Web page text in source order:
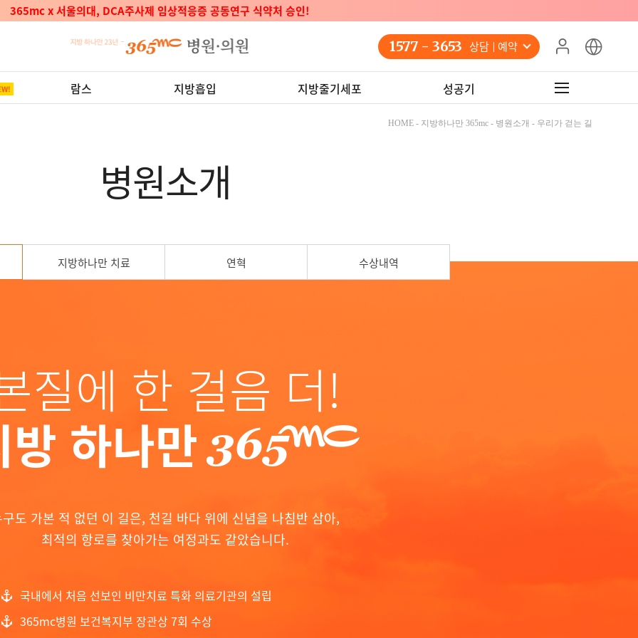
지방줄기세포센터 보건복지부 지정 '첨단재생의료실시기관' 선정!
1577 - 3653 상담 예약
람스 지방흡입 지방줄기세포 성공기
HOME - 지방하나만 365mc - 병원소개 - 우리가 걷는 길
병원소개
지방하나만 치료 연혁 수상내역
질에 한 걸음 더!
하나만
도 가본 적 없던 이 길은, 천길 바다 위에 신념을 나침반 삼아,
최적의 항로를 찾아가는 여정과도 같았습니다.
국내에서 처음 선보인 비만치료 특화 의료기관의 설립
365mc병원 보건복지부 장관상 7회 수상